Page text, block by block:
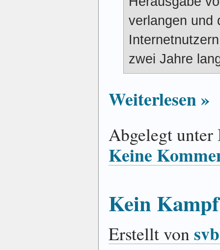
verlangen und
zwei Jahre
Weiterlesen »
Abgelegt unter
Keine
Kein Kampf
Erstellt vonsvb